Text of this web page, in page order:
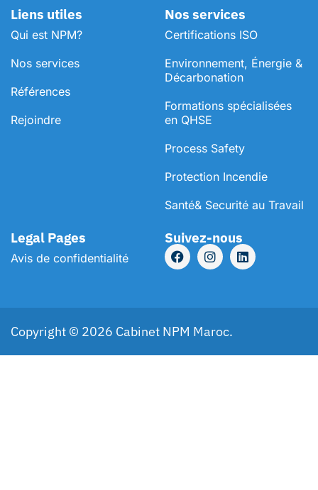
Liens utiles
Qui est NPM?
Nos services
Références
Rejoindre
Nos services
Certifications ISO
Environnement, Énergie &
Décarbonation
⁠Formations spécialisées
en QHSE
Process Safety
Protection Incendie
Santé& Securité au Travail
Legal Pages
Avis de confidentialité
Suivez-nous
Copyright © 2026 Cabinet NPM Maroc.